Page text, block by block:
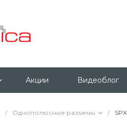
Акции Видеоблог
/ Однополюсные разъемы /